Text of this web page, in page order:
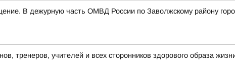
В дежурную часть ОМВД России по Заволжскому району
тренеров, учителей и всех сторонников здорового образа